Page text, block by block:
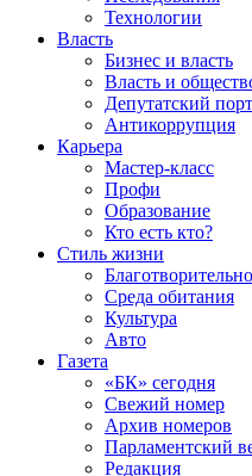
Технологии
Власть
Бизнес и власть
Власть и
Депутатский
Антикоррупция
Карьера
Мастер-класс
Профи
Образование
Кто есть кто?
Стиль жизни
Среда обитания
Культура
Авто
Газета
«БК» сегодня
Свежий номер
Архив номеров
Парламентский
Редакция